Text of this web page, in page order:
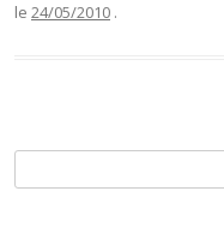
le 24/05/2010 .